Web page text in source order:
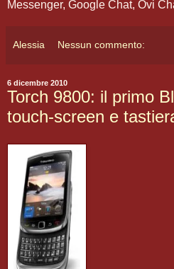
Messenger, Google Chat, Ovi
Alessia Nessun commento:
6 dicembre 2010
Torch 9800: il primo
touch-screen e